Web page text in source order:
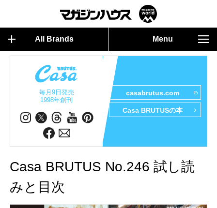
All Brands Menu
毎月9日発売
1998年創刊
casabrutus.com
Casa BRUTUSの本
Casa BRUTUS No.246 試し読
みと目次